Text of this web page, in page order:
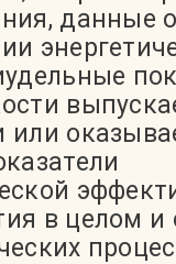
данные о
или
в целом и